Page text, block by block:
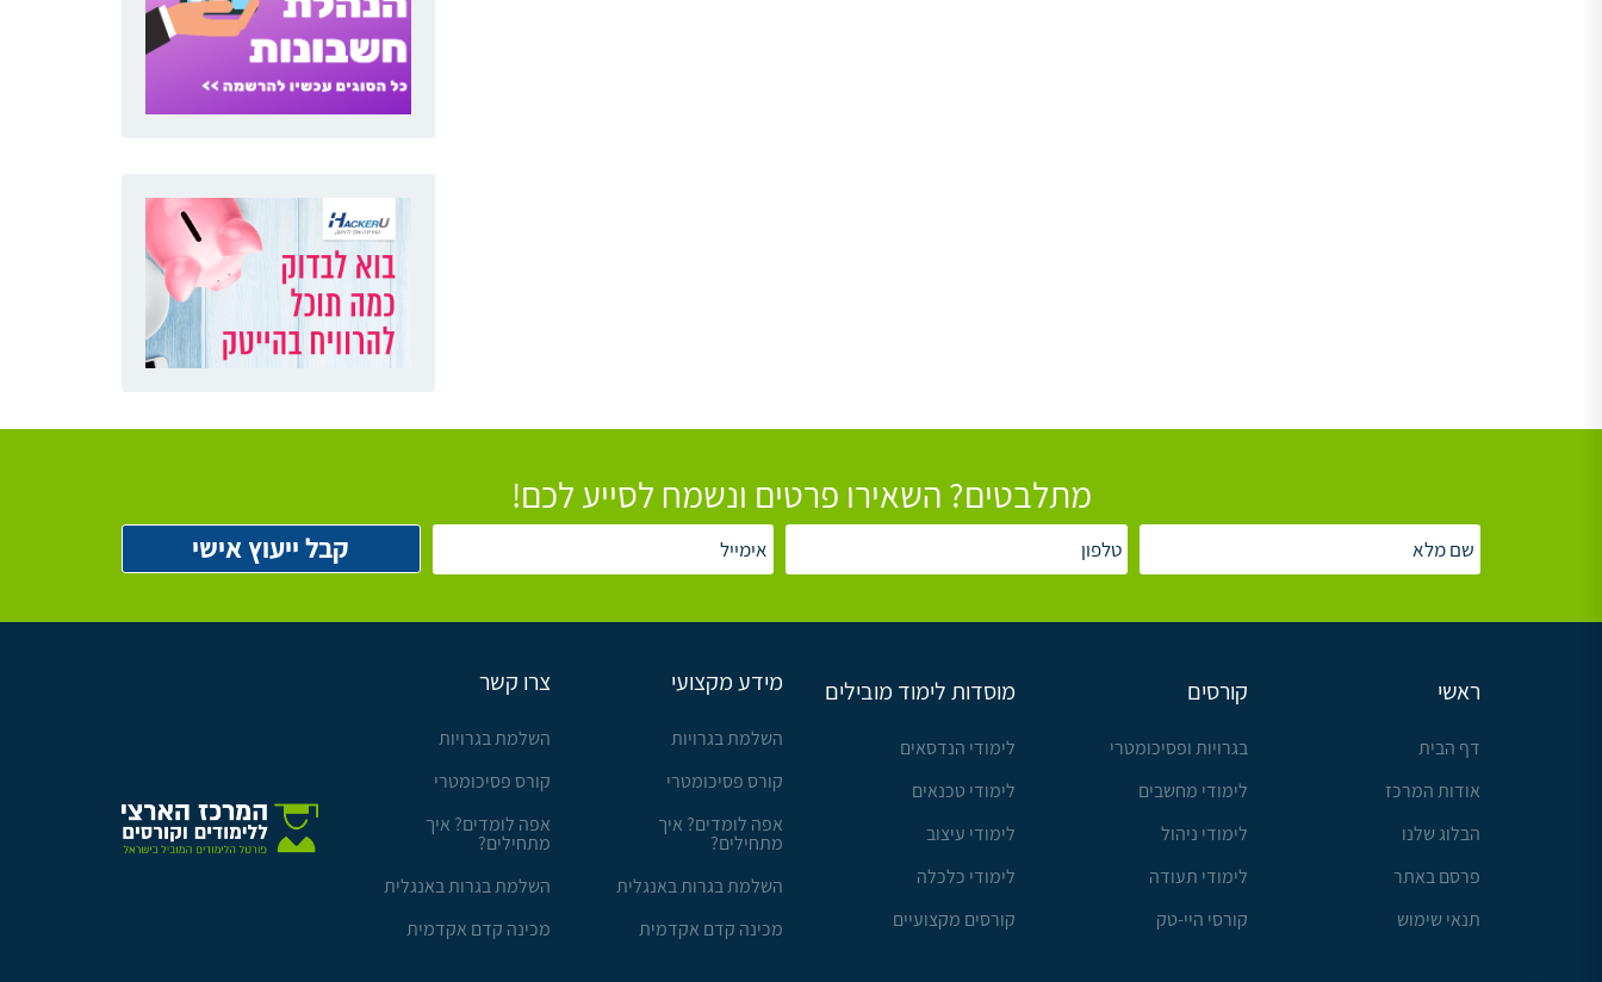
מתלבטים? השאירו פרטים ונשמח לסייע לכם!
ראשי
דף הבית
אודות המרכז
הבלוג שלנו
פרסם באתר
תנאי שימוש
קורסים
בגרויות ופסיכומטרי
לימודי מחשבים
לימודי ניהול
לימודי תעודה
קורסי היי-טק
מוסדות לימוד מובילים
לימודי הנדסאים
לימודי טכנאים
לימודי עיצוב
לימודי כלכלה
קורסים מקצועיים
מידע מקצועי
השלמת בגרויות
קורס פסיכומטרי
אפה לומדים? איך
מתחילים?
השלמת בגרות באנגלית
מכינה קדם אקדמית
צרו קשר
השלמת בגרויות
קורס פסיכומטרי
אפה לומדים? איך
מתחילים?
השלמת בגרות באנגלית
מכינה קדם אקדמית